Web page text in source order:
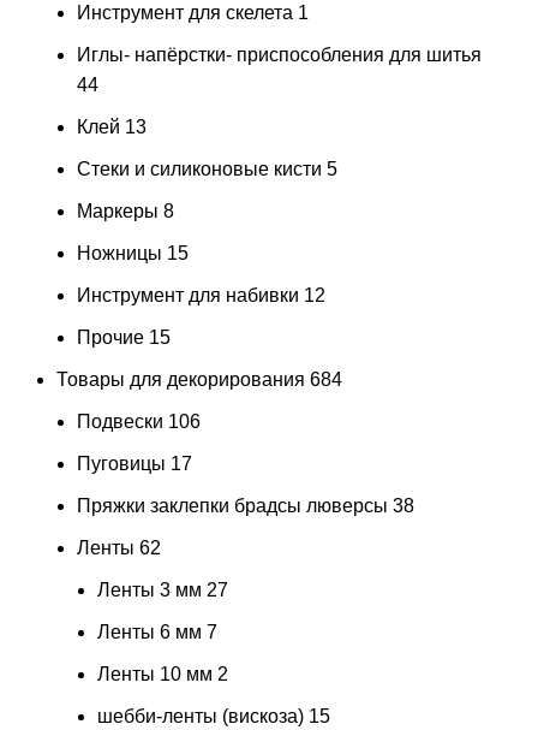
Инструмент для скелета 1
Иглы- напёрстки- приспособления для шитья
44
Клей 13
Стеки и силиконовые кисти 5
Маркеры 8
Ножницы 15
Инструмент для набивки 12
Прочие 15
Товары для декорирования 684
Подвески 106
Пуговицы 17
Пряжки заклепки брадсы люверсы 38
Ленты 62
Ленты 3 мм 27
Ленты 6 мм 7
Ленты 10 мм 2
шебби-ленты (вискоза) 15